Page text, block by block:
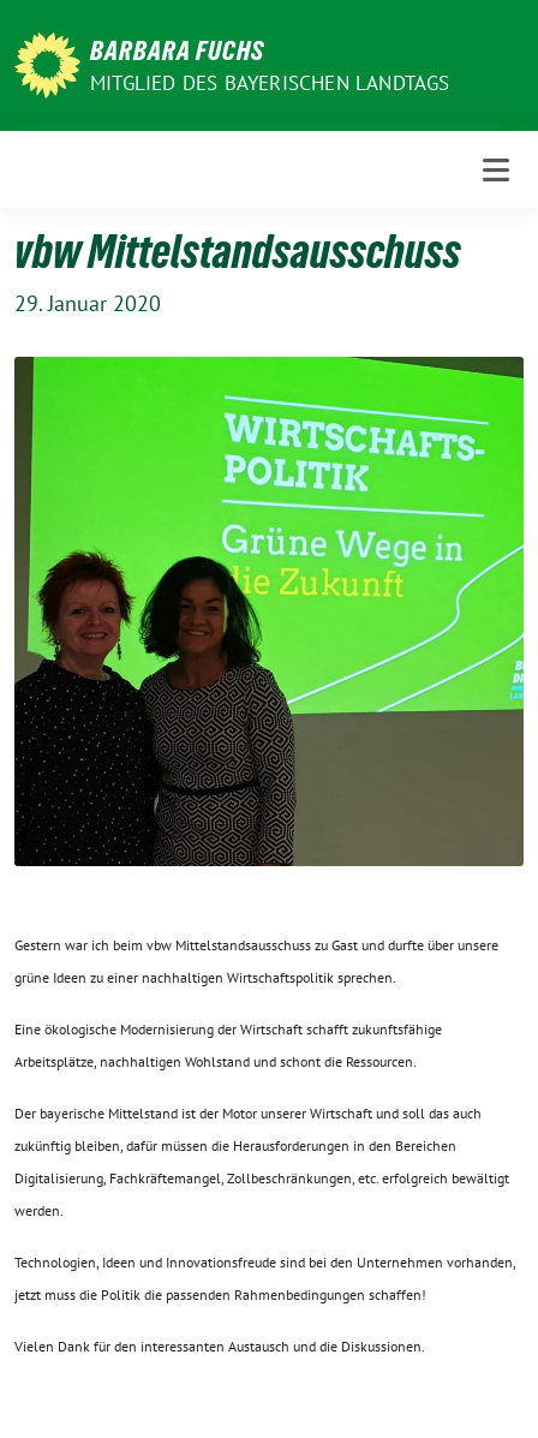
zum
Inhalt
BARBARA FUCHS
MITGLIED DES BAYERISCHEN LANDTAGS
vbw Mittelstandsausschuss
29. Januar 2020
Gestern war ich beim vbw Mittelstandsausschuss zu Gast und durfte über unsere
grüne Ideen zu einer nachhaltigen Wirtschaftspolitik sprechen.
Eine ökologische Modernisierung der Wirtschaft schafft zukunftsfähige
Arbeitsplätze, nachhaltigen Wohlstand und schont die Ressourcen.
Der bayerische Mittelstand ist der Motor unserer Wirtschaft und soll das auch
zukünftig bleiben, dafür müssen die Herausforderungen in den Bereichen
Digitalisierung, Fachkräftemangel, Zollbeschränkungen, etc. erfolgreich bewältigt
werden.
Technologien, Ideen und Innovationsfreude sind bei den Unternehmen vorhanden,
jetzt muss die Politik die passenden Rahmenbedingungen schaffen!
Vielen Dank für den interessanten Austausch und die Diskussionen.